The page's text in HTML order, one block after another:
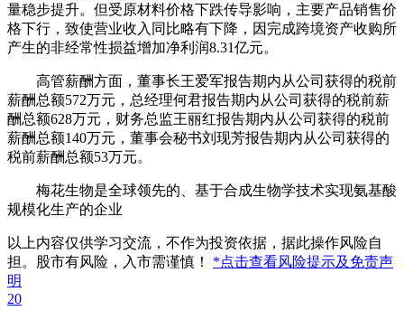
量稳步提升。但受原材料价格下跌传导影响，主要产品销售价
格下行，致使营业收入同比略有下降，因完成跨境资产收购所
产生的非经常性损益增加净利润8.31亿元。
高管薪酬方面，董事长王爱军报告期内从公司获得的税前
薪酬总额572万元，总经理何君报告期内从公司获得的税前薪
酬总额628万元，财务总监王丽红报告期内从公司获得的税前
薪酬总额140万元，董事会秘书刘现芳报告期内从公司获得的
税前薪酬总额53万元。
梅花生物是全球领先的、基于合成生物学技术实现氨基酸
规模化生产的企业
以上内容仅供学习交流，不作为投资依据，据此操作风险自
担。股市有风险，入市需谨慎！ *点击查看风险提示及免责声
明
20